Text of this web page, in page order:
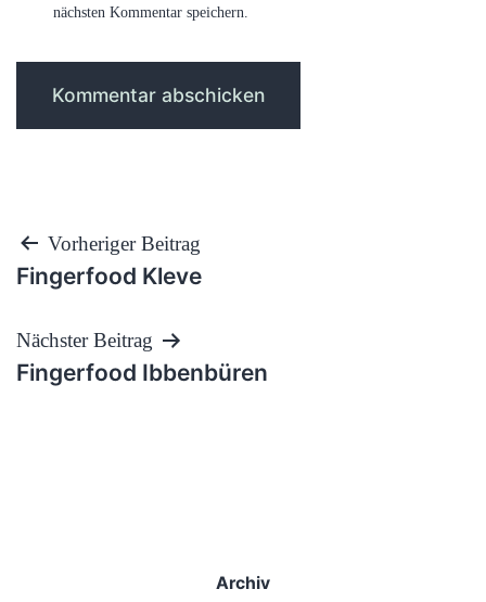
nächsten Kommentar speichern.
Beitragsnavigation
Vorheriger Beitrag
Fingerfood Kleve
Nächster Beitrag
Fingerfood Ibbenbüren
Archiv